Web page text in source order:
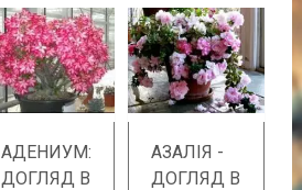
АДЕНИУМ:
ДОГЛЯД В
АЗАЛІЯ -
ДОГЛЯД В